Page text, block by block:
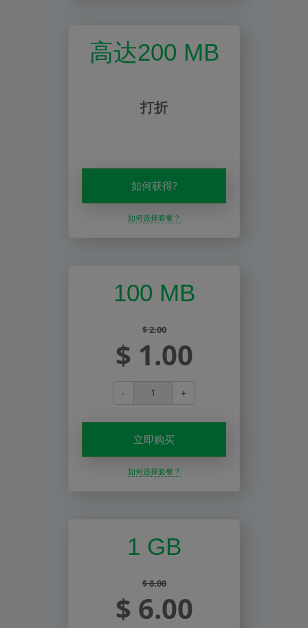
高达200 MB
打折
如何获得?
如何选择套餐？
100 MB
$ 2.00
$ 1.00
- +
立即购买
如何选择套餐？
1 GB
$ 8.00
$ 6.00